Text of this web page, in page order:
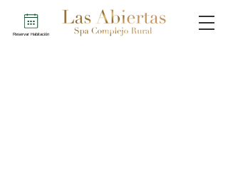
Reservar Habitación